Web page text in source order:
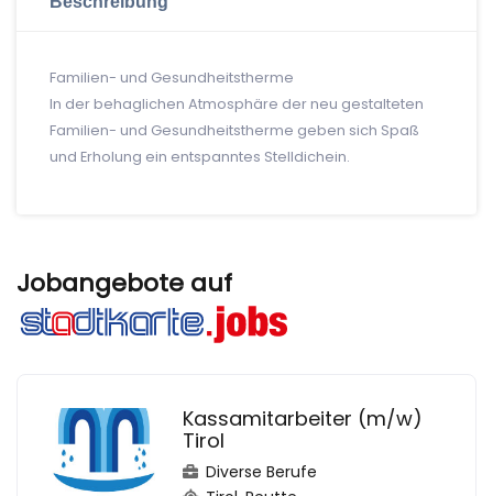
Familien- und Gesundheitstherme
In der behaglichen Atmosphäre der neu gestalteten
Familien- und Gesundheitstherme geben sich Spaß
und Erholung ein entspanntes Stelldichein.
Jobangebote auf
Kassamitarbeiter (m/w)
Tirol
Diverse Berufe